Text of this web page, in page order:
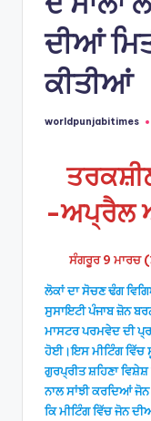
ਦੀਆਂ
ਕੀਤੀਆਂ
Posted
worldpunjabitimes
-ਅਪ੍ਰੈਲ
ਸੰਗਰੂਰ 9 ਮਾਰਚ
ਲੋਕਾਂ ਦਾ ਸੋਚਣ ਢੰਗ
ਸੁਸਾਇਟੀ ਪੰਜਾਬ ਜ਼ੋਨ
ਮਾਸਟਰ ਪਰਮਵੇਦ ਦੀ
ਹੋਈ।ਇਸ ਮੀਟਿੰਗ ਵਿੱਚ
ਗੁਰਪ੍ਰੀਤ ਸ਼ਹਿਣਾ
ਨਾਲ ਸਾਂਝੀ ਕਰਦਿਆਂ
ਕਿ ਮੀਟਿੰਗ ਵਿੱਚ ਜੋਨ